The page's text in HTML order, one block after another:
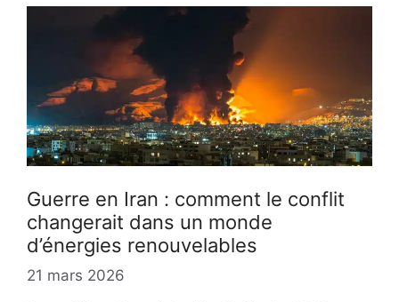
Guerre en Iran : comment le conflit
changerait dans un monde
d’énergies renouvelables
21 mars 2026